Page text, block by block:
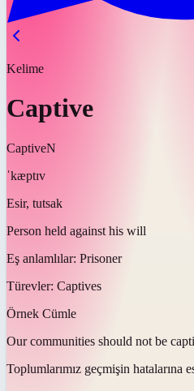
Kelime
Captive
CaptiveN
ˈkæptɪv
Esir, tutsak
Person held against his will
Eş anlamlılar: Prisoner
Türevler: Captives
Örnek Cümle
Our communities should not be
Toplumlarımız geçmişin hatalarına